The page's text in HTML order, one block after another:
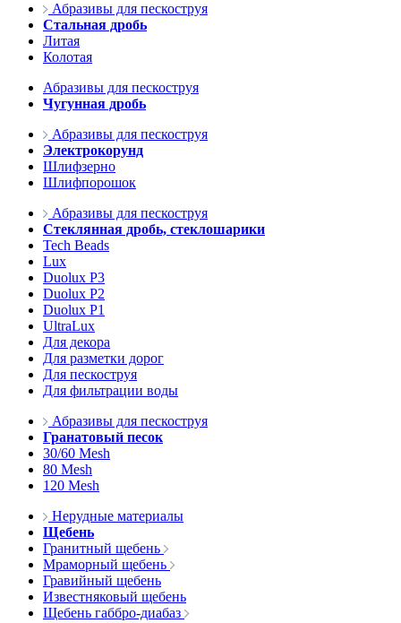
Абразивы для пескоструя
Стальная дробь
Литая
Колотая
Абразивы для пескоструя
Чугунная дробь
Абразивы для пескоструя
Электрокорунд
Шлифзерно
Шлифпорошок
Абразивы для пескоструя
Стеклянная дробь, стеклошарики
Tech Beads
Lux
Duolux P3
Duolux P2
Duolux P1
UltraLux
Для декора
Для разметки дорог
Для пескоструя
Для фильтрации воды
Абразивы для пескоструя
Гранатовый песок
30/60 Mesh
80 Mesh
120 Mesh
Нерудные материалы
Щебень
Гранитный щебень
Мраморный щебень
Гравийный щебень
Известняковый щебень
Щебень габбро-диабаз